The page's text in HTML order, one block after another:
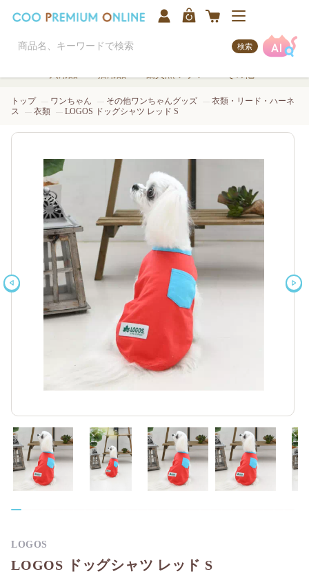
検索
トップ ワンちゃん その他ワンちゃんグッズ
衣類・リード・ハーネ
ス
衣類 LOGOS ドッグシャツ レッド S
LOGOS ドッグシャツ レッド S
LOGOS